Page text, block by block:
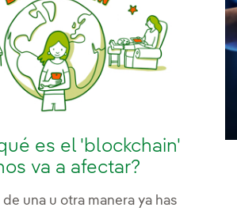
es el 'blockchain'
va a afectar?
una u otra manera ya has